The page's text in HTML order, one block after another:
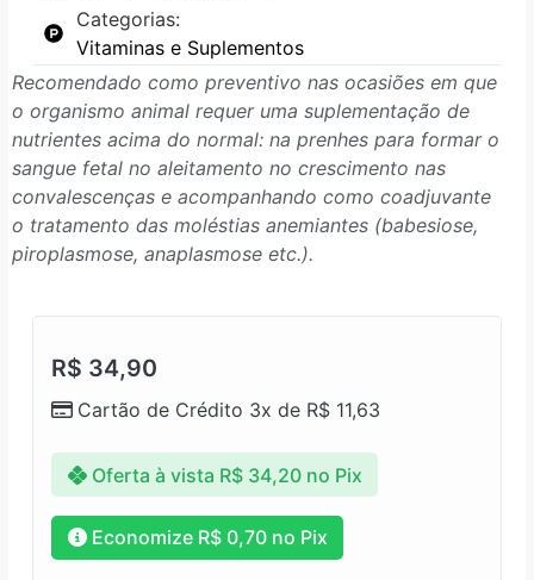
Categorias:
Vitaminas e Suplementos
Recomendado como preventivo nas ocasiões em que
o organismo animal requer uma suplementação de
nutrientes acima do normal: na prenhes para formar o
sangue fetal no aleitamento no crescimento nas
convalescenças e acompanhando como coadjuvante
o tratamento das moléstias anemiantes (babesiose,
piroplasmose, anaplasmose etc.).
R$ 34,90
Cartão de Crédito 3x de R$ 11,63
Oferta à vista R$34,20 no Pix
Economize R$0,70no Pix